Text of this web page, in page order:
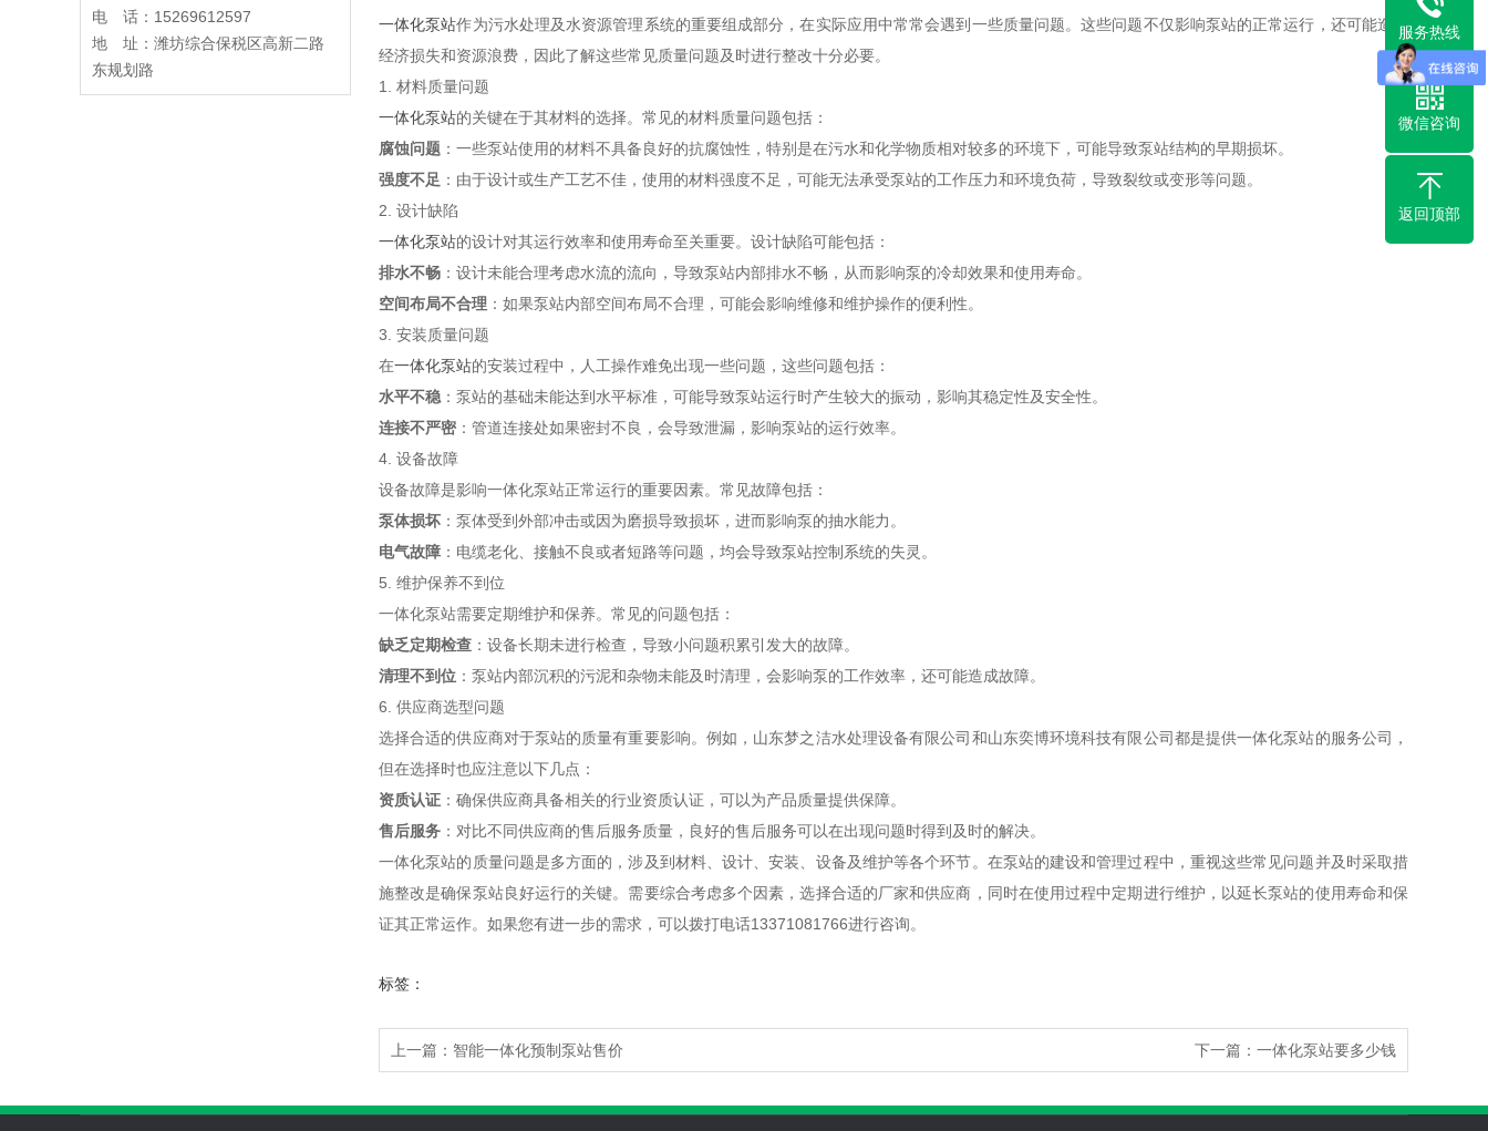
电 话：15269612597
地 址：潍坊综合保税区高新二路
东规划路
一体化泵站作为污水处理及水资源管理系统的重要组成部分，在实际应用中常常会遇到一些质量问题。这些问题不仅影响泵站的正常运行，还可能造成
经济损失和资源浪费，因此了解这些常见质量问题及时进行整改十分必要。
1. 材料质量问题
一体化泵站的关键在于其材料的选择。常见的材料质量问题包括：
腐蚀问题 ：一些泵站使用的材料不具备良好的抗腐蚀性，特别是在污水和化学物质相对较多的环境下，可能导致泵站结构的早期损坏。
强度不足 ：由于设计或生产工艺不佳，使用的材料强度不足，可能无法承受泵站的工作压力和环境负荷，导致裂纹或变形等问题。
2. 设计缺陷
一体化泵站的设计对其运行效率和使用寿命至关重要。设计缺陷可能包括：
排水不畅 ：设计未能合理考虑水流的流向，导致泵站内部排水不畅，从而影响泵的冷却效果和使用寿命。
空间布局不合理 ：如果泵站内部空间布局不合理，可能会影响维修和维护操作的便利性。
3. 安装质量问题
在一体化泵站的安装过程中，人工操作难免出现一些问题，这些问题包括：
水平不稳 ：泵站的基础未能达到水平标准，可能导致泵站运行时产生较大的振动，影响其稳定性及安全性。
连接不严密 ：管道连接处如果密封不良，会导致泄漏，影响泵站的运行效率。
4. 设备故障
设备故障是影响一体化泵站正常运行的重要因素。常见故障包括：
泵体损坏 ：泵体受到外部冲击或因为磨损导致损坏，进而影响泵的抽水能力。
电气故障 ：电缆老化、接触不良或者短路等问题，均会导致泵站控制系统的失灵。
5. 维护保养不到位
一体化泵站需要定期维护和保养。常见的问题包括：
缺乏定期检查 ：设备长期未进行检查，导致小问题积累引发大的故障。
清理不到位 ：泵站内部沉积的污泥和杂物未能及时清理，会影响泵的工作效率，还可能造成故障。
6. 供应商选型问题
选择合适的供应商对于泵站的质量有重要影响。例如，山东梦之洁水处理设备有限公司和山东奕博环境科技有限公司都是提供一体化泵站的服务公司，
但在选择时也应注意以下几点：
资质认证 ：确保供应商具备相关的行业资质认证，可以为产品质量提供保障。
售后服务 ：对比不同供应商的售后服务质量，良好的售后服务可以在出现问题时得到及时的解决。
一体化泵站的质量问题是多方面的，涉及到材料、设计、安装、设备及维护等各个环节。在泵站的建设和管理过程中，重视这些常见问题并及时采取措
施整改是确保泵站良好运行的关键。需要综合考虑多个因素，选择合适的厂家和供应商，同时在使用过程中定期进行维护，以延长泵站的使用寿命和保
证其正常运作。如果您有进一步的需求，可以拨打电话13371081766进行咨询。
标签：
上一篇： 智能一体化预制泵站售价 下一篇： 一体化泵站要多少钱
服务热线
微信咨询
返回顶部